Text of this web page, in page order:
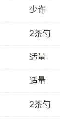
少许
2茶勺
适量
适量
2茶勺